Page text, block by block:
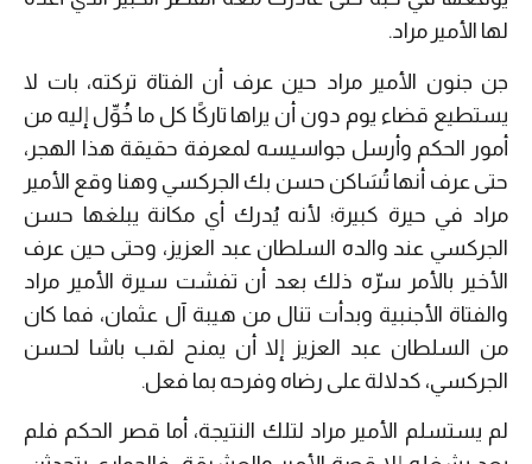
لها الأمير مراد.
جن جنون الأمير مراد حين عرف أن الفتاة تركته، بات لا
يستطيع قضاء يوم دون أن يراها تاركًا كل ما خُوِّل إليه من
أمور الحكم وأرسل جواسيسه لمعرفة حقيقة هذا الهجر،
حتى عرف أنها تُسَاكن حسن بك الجركسي وهنا وقع الأمير
مراد في حيرة كبيرة؛ لأنه يُدرك أي مكانة يبلغها حسن
الجركسي عند والده السلطان عبد العزيز، وحتى حين عرف
الأخير بالأمر سرّه ذلك بعد أن تفشت سيرة الأمير مراد
والفتاة الأجنبية وبدأت تنال من هيبة آل عثمان، فما كان
من السلطان عبد العزيز إلا أن يمنح لقب باشا لحسن
الجركسي، كدلالة على رضاه وفرحه بما فعل.
لم يستسلم الأمير مراد لتلك النتيجة، أما قصر الحكم فلم